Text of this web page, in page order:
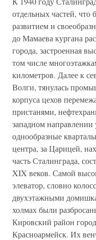
отдельных частей, что
развитием и
до Мамаева кургана
города, застроенная
том числе
километров. Далее к
Волги, тянулась
корпуса цехов
пристанями,
западном
однообразные
центра, за Царицей,
часть Сталинграда,
XIX веков. Самой
элеватор, словно
двухэтажными
холмах были
Кировский район
Красноармейск. Их